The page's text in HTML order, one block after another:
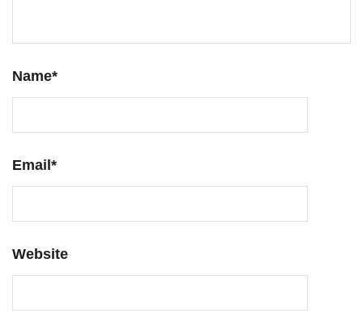
Name*
Email *
Website